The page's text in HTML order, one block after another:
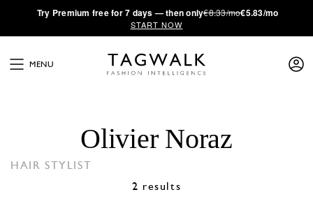
·Try Premium free for 7 days — then only€8.33/mo€5.83/mo
START NOW
MENU
Olivier Noraz
HAIR STYLIST
2 results